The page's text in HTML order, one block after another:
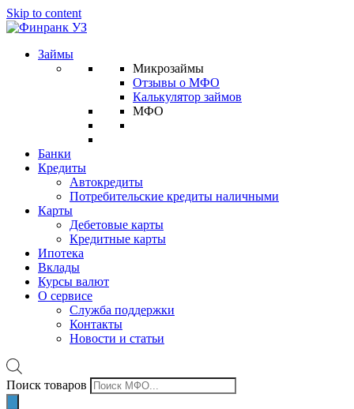
Skip to content
Займы
Микрозаймы
Отзывы о МФО
Калькулятор займов
МФО
Банки
Кредиты
Автокредиты
Потребительские кредиты наличными
Карты
Дебетовые карты
Кредитные карты
Ипотека
Вклады
Курсы валют
О сервисе
Служба поддержки
Контакты
Новости и статьи
Поиск товаров